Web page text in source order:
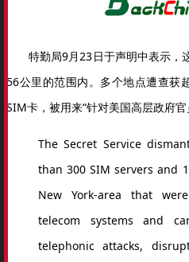
特勤局9月23日于声明中表示，
56公里的范围内。多个地点遭查获
SIM卡，被用来“针对美国高层政府
The Secret Service
than 300 SIM servers and
New York-area that
telecom systems and
telephonic attacks,